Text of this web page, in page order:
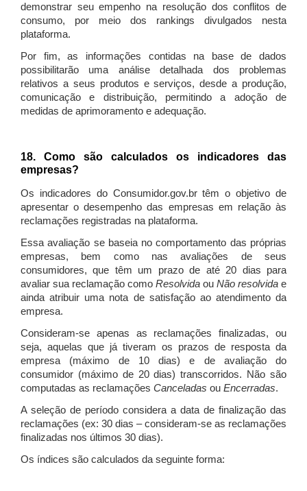
demonstrar seu empenho na resolução dos conflitos de
consumo, por meio dos rankings divulgados nesta
plataforma.
Por fim, as informações contidas na base de dados
possibilitarão uma análise detalhada dos problemas
relativos a seus produtos e serviços, desde a produção,
comunicação e distribuição, permitindo a adoção de
medidas de aprimoramento e adequação.
18. Como são calculados os indicadores das
empresas?
Os indicadores do Consumidor.gov.br têm o objetivo de
apresentar o desempenho das empresas em relação às
reclamações registradas na plataforma.
Essa avaliação se baseia no comportamento das próprias
empresas, bem como nas avaliações de seus
consumidores, que têm um prazo de até 20 dias para
avaliar sua reclamação como Resolvida ou Não resolvida e
ainda atribuir uma nota de satisfação ao atendimento da
empresa.
Consideram-se apenas as reclamações finalizadas, ou
seja, aquelas que já tiveram os prazos de resposta da
empresa (máximo de 10 dias) e de avaliação do
consumidor (máximo de 20 dias) transcorridos. Não são
computadas as reclamações Canceladas ou Encerradas.
A seleção de período considera a data de finalização das
reclamações (ex: 30 dias – consideram-se as reclamações
finalizadas nos últimos 30 dias).
Os índices são calculados da seguinte forma: